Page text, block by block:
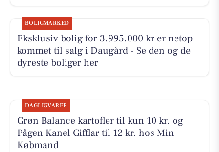
BOLIGMARKED
Eksklusiv bolig for 3.995.000 kr er netop
kommet til salg i Daugård - Se den og de
dyreste boliger her
DAGLIGVARER
Grøn Balance kartofler til kun 10 kr. og
Pågen Kanel Gifflar til 12 kr. hos Min
Købmand